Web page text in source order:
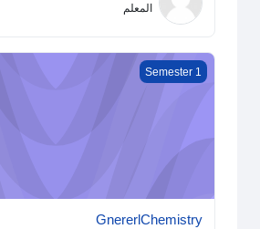
المعلم
GnererlChemistry
Semester 1
GnererlChemistry